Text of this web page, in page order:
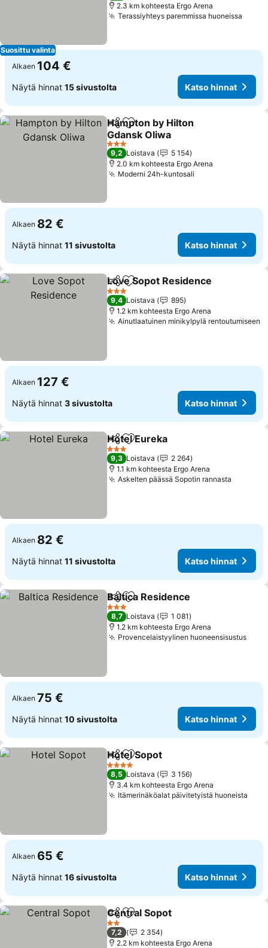
Suosittu valinta
2.3 km kohteesta Ergo Arena
Terassiyhteys paremmissa huoneissa
Alkaen 104 €
Näytä hinnat 15 sivustolta Katso hinnat
Jaa Lisää suosikkeihin
Hampton by Hilton
Gdansk Oliwa
Katso hinnat
3 Tähtiluokitus
9,2 Loistava
5 154
2.0 km kohteesta Ergo Arena
Moderni 24h-kuntosali
Alkaen 82 €
Näytä hinnat 11 sivustolta Katso hinnat
Jaa Lisää suosikkeihin
Love Sopot Residence
3 Tähtiluokitus
9,4 Loistava
895
1.2 km kohteesta Ergo Arena
Ainutlaatuinen minikylpylä rentoutumiseen
Alkaen 127 €
Näytä hinnat 3 sivustolta Katso hinnat
Jaa Lisää suosikkeihin
Hotel Eureka
3 Tähtiluokitus
9,3 Loistava
2 264
1.1 km kohteesta Ergo Arena
Askelten päässä Sopotin rannasta
Alkaen 82 €
Näytä hinnat 11 sivustolta Katso hinnat
Jaa Lisää suosikkeihin
Baltica Residence
3 Tähtiluokitus
8,7 Loistava
1 081
1.2 km kohteesta Ergo Arena
Provencelaistyylinen huoneensisustus
Alkaen 75 €
Näytä hinnat 10 sivustolta Katso hinnat
Jaa Lisää suosikkeihin
Hotel Sopot
4 Tähtiluokitus
8,5 Loistava
3 156
3.4 km kohteesta Ergo Arena
Itämerinäköalat päivitetyistä huoneista
Alkaen 65 €
Näytä hinnat 16 sivustolta Katso hinnat
Jaa Lisää suosikkeihin
Central Sopot
2 Tähtiluokitus
7,2
2 354
2.2 km kohteesta Ergo Arena